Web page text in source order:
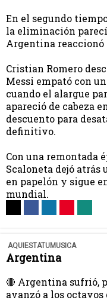
En el segundo
la eliminación
Argentina reaccionó
Cristian Romero
Messi empató con
cuando el alargue
apareció de cabeza
descuento para
definitivo.
Con una remontada
Scaloneta dejó
en papelón y sigue
mundial.
AQUIESTATUMUSICA
Argentina
🔴 Argentina sufrió,
avanzó a los